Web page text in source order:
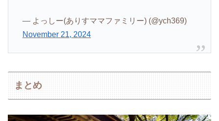
— よっしー(ありすママファミリー) (@ych369)
November 21, 2024
まとめ